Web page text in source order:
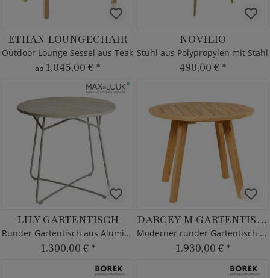
ETHAN LOUNGECHAIR
Outdoor Lounge Sessel aus Teak
ab 1.045,00 € *
NOVILIO
Stuhl aus Polypropylen mit Stahl
490,00 € *
LILY GARTENTISCH
Runder Gartentisch aus Aluminium & Teakholz
1.300,00 € *
DARCEY M GARTENTISCH
Moderner runder Gartentisch aus Teakholz
1.930,00 € *